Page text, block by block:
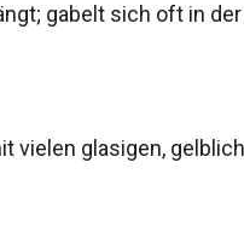
gabelt sich oft in
vielen glasigen,